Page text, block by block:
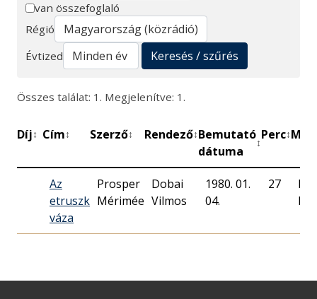
Keresés
van összefoglaló
Régió
Évtized
Keresés / szűrés
Összes találat: 1. Megjelenítve: 1.
Díj↕ Cím↕ Szerző↕ Rendező↕Bemutató
dátuma
↕
Perc↕
Az
etruszk
váza
Prosper
Mérimée
Dobai
Vilmos
1980. 01.
04.
27